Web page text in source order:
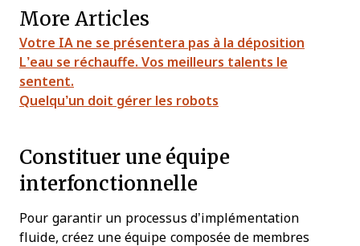
More Articles
Votre IA ne se présentera pas à la déposition
L’eau se réchauffe. Vos meilleurs talents le
sentent.
Quelqu’un doit gérer les robots
Constituer une équipe
interfonctionnelle
Pour garantir un processus d’implémentation
fluide, créez une équipe composée de membres